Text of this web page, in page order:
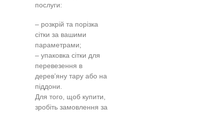
послуги:
– розкрій та порізка
сітки за вашими
параметрами;
– упаковка сітки для
перевезення в
дерев’яну тару або на
піддони.
Для того, щоб купити,
зробіть замовлення за